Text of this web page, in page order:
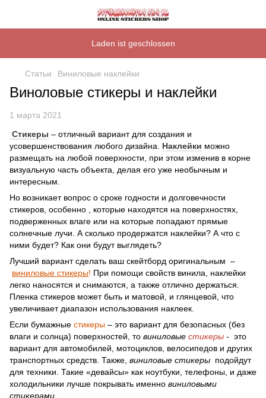
Laden ist geschlossen
Статьи Виниловые наклейки
Виноловые стикеры и наклейки
1 марта 2021
Стикеры – отличный вариант для создания и
усовершенствования любого дизайна. Наклейки можно
размещать на любой поверхности, при этом изменив в корне
визуальную часть объекта, делая его уже необычным и
интересным.
Но возникает вопрос о сроке годности и долговечности
стикеров, особенно , которые находятся на поверхностях,
подверженных влаге или на которые попадают прямые
солнечные лучи. А сколько продержатся наклейки? А что с
ними будет? Как они будут выглядеть?
Лучший вариант сделать ваш скейтборд оригинальным –
виниловые стикеры! При помощи свойств винила, наклейки
легко наносятся и снимаются, а также отлично держаться.
Пленка стикеров может быть и матовой, и глянцевой, что
увеличивает диапазон использования наклеек.
Если бумажные стикеры – это вариант для безопасных (без
влаги и солнца) поверхностей, то виниловые стикеры - это
вариант для автомобилей, мотоциклов, велосипедов и других
транспортных средств. Также, виниловые стикеры подойдут
для техники. Такие «девайсы» как ноутбуки, телефоны, и даже
холодильники лучше покрывать именно виниловыми
стикерами